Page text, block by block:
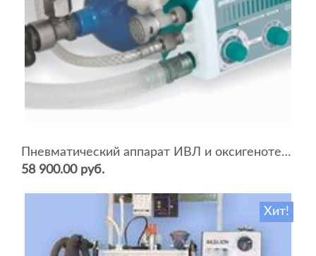
Пневматический аппарат ИВЛ и оксигенотерапии портативный АИВЛп-2/20-«ТМТ»
58 900.00 руб.
Хит!